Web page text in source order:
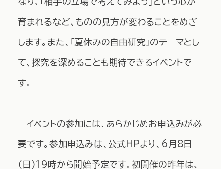
育まれるなど、ものの見方が変わることをめざ
します。また、「夏休みの自由研究」のテーマとし
て、探究を深めることも期待できるイベントで
す。
イベントの参加には、あらかじめお申込みが必
要です。参加申込みは、公式HPより、6月8日
（日）19時から開始予定です。初開催の昨年は、